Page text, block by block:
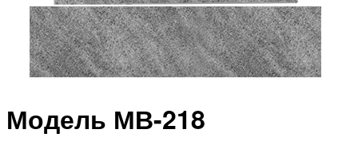
Модель МВ-218